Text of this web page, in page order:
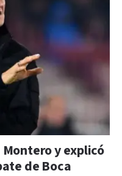
y explicó
de Boca